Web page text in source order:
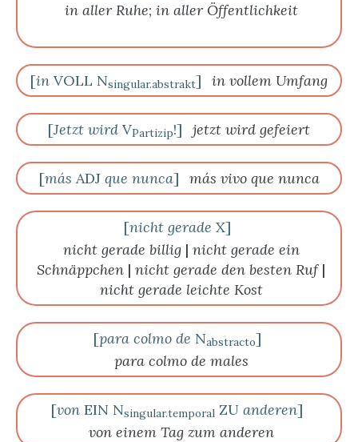
in aller Ruhe; in aller Öffentlichkeit
[in VOLL Nsingular.abstrakt] in vollem Umfang
[Jetzt wird VPartizip!] jetzt wird gefeiert
[más ADJ que nunca] más vivo que nunca
[nicht gerade X]
nicht gerade billig| nicht gerade ein
Schnäppchen | nicht gerade den besten Ruf|
nicht gerade leichte Kost
[para colmo de Nabstracto]
para colmo de males
[von EIN Nsingular.temporal ZU anderen]
von einem Tag zum anderen